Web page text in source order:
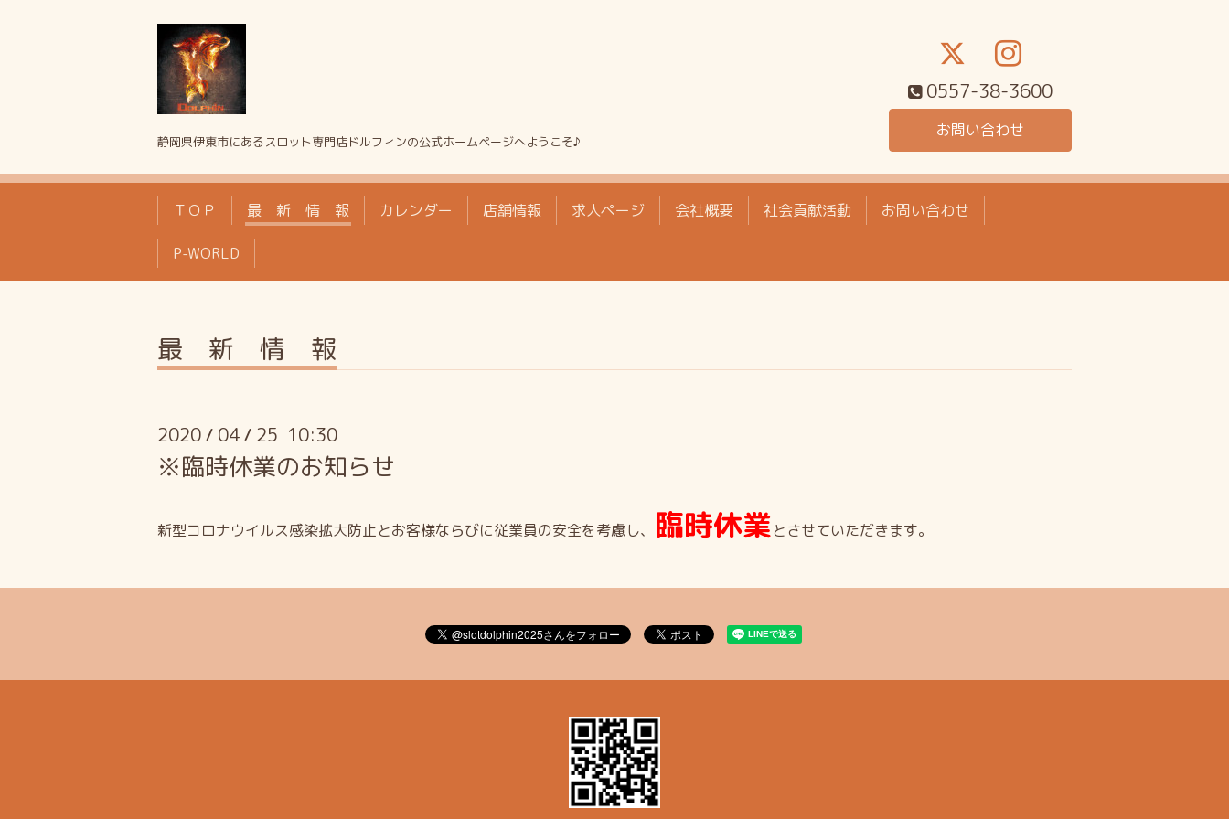
静岡県伊東市にあるスロット専門店ドルフィンの公式ホームページへようこそ♪
0557-38-3600
お問い合わせ
ＴＯＰ 最 新 情 報 カレンダー 店舗情報 求人ページ 会社概要 社会貢献活動 お問い合わせ
P-WORLD
最 新 情 報
2020 / 04 / 25 10:30
※臨時休業のお知らせ
新型コロナウイルス感染拡大防止とお客様ならびに従業員の安全を考慮し、 臨時休業とさせていただきます。